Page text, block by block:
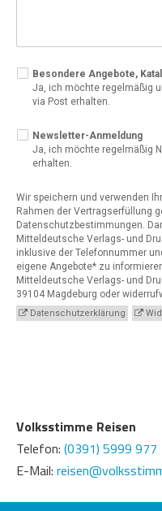
Besondere Angebote,
Ja, ich möchte regelmäßig
via Post erhalten.
Newsletter-Anmeldung
Ja, ich möchte regelmäßig
erhalten.
Wir speichern und verwenden
Rahmen der Vertragserfüllung
Datenschutzbestimmungen.
Mitteldeutsche Verlags- und
inklusive der Telefonnummer
eigene Angebote* zu
Mitteldeutsche Verlags- und
39104 Magdeburg oder
Datenschutzerklärung
Volksstimme Reisen
Telefon: (0391) 5999 977
E-Mail: